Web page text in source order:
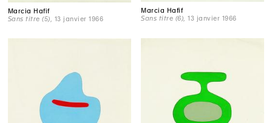
Marcia Hafif
Sans titre (5) , 13 janvier 1966
Marcia Hafif
Sans titre (6) , 13 janvier 1966